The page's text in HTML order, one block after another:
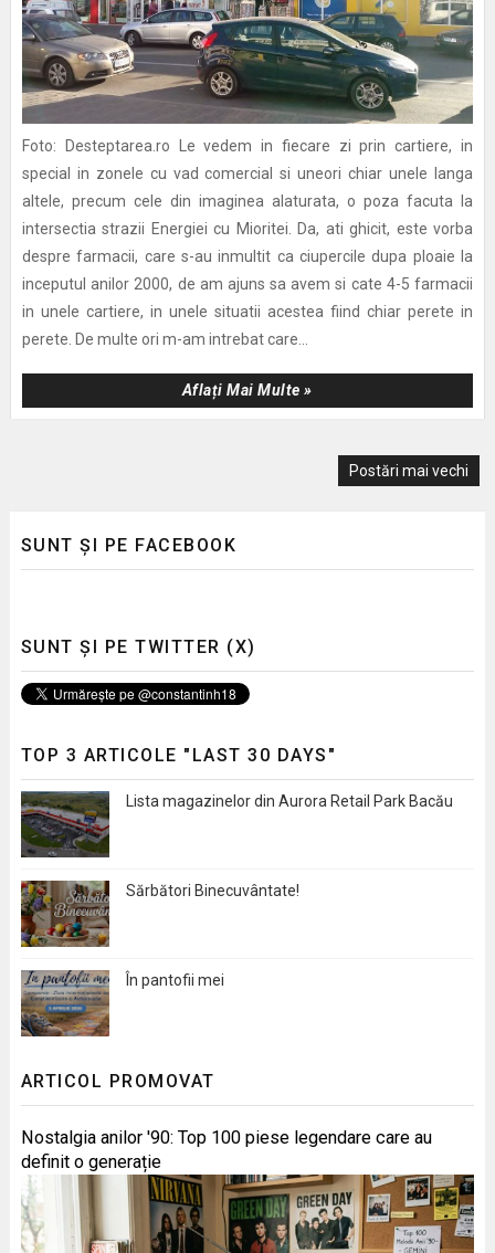
Foto: Desteptarea.ro Le vedem in fiecare zi prin cartiere, in
special in zonele cu vad comercial si uneori chiar unele langa
altele, precum cele din imaginea alaturata, o poza facuta la
intersectia strazii Energiei cu Mioritei. Da, ati ghicit, este vorba
despre farmacii, care s-au inmultit ca ciupercile dupa ploaie la
inceputul anilor 2000, de am ajuns sa avem si cate 4-5 farmacii
in unele cartiere, in unele situatii acestea fiind chiar perete in
perete. De multe ori m-am intrebat care...
Aflați Mai Multe »
Postări mai vechi
SUNT ȘI PE FACEBOOK
SUNT ȘI PE TWITTER (X)
TOP 3 ARTICOLE "LAST 30 DAYS"
Lista magazinelor din Aurora Retail Park Bacău
Sărbători Binecuvântate!
În pantofii mei
ARTICOL PROMOVAT
Nostalgia anilor '90: Top 100 piese legendare care au
definit o generație